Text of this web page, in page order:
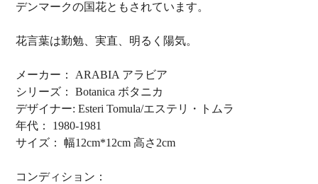
デンマークの国花ともされています。
花言葉は勤勉、実直、明るく陽気。
メーカー： ARABIA アラビア
シリーズ： Botanica ボタニカ
デザイナー: Esteri Tomula/エステリ・トムラ
年代： 1980-1981
サイズ： 幅12cm*12cm 高さ2cm
コンディション：